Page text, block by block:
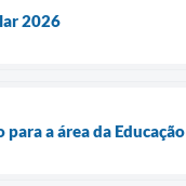
2026
a área da Educação